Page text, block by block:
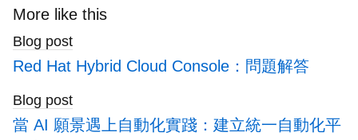
search
blogs
More like this
Blog post
Red Hat Hybrid Cloud Console：問題解答
Blog post
當 AI 願景遇上自動化實踐：建立統一自動化平